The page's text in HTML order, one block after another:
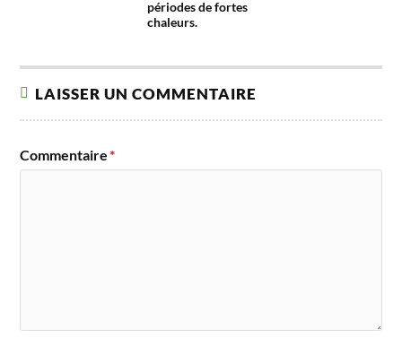
périodes de fortes
chaleurs.
LAISSER UN COMMENTAIRE
Commentaire*